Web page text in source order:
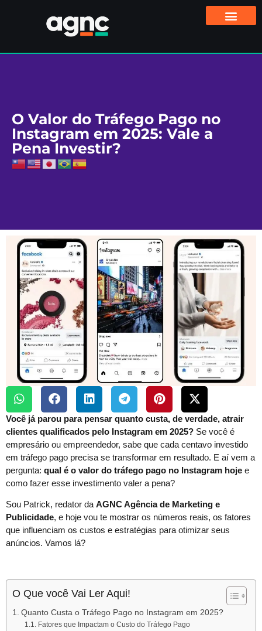
O Valor do Tráfego Pago no
Instagram em 2025: Vale a
Pena Investir?
Você já parou para pensar quanto custa, de verdade, atrair
clientes qualificados pelo Instagram em 2025? Se você é
empresário ou empreendedor, sabe que cada centavo investido
em tráfego pago precisa se transformar em resultado. E aí vem a
pergunta: qual é o valor do tráfego pago no Instagram hoje e
como fazer esse investimento valer a pena?
Sou Patrick, redator da AGNC Agência de Marketing e
Publicidade, e hoje vou te mostrar os números reais, os fatores
que influenciam os custos e estratégias para otimizar seus
anúncios. Vamos lá?
O Que você Vai Ler Aqui!
Quanto Custa o Tráfego Pago no Instagram em 2025?
Fatores que Impactam o Custo do Tráfego Pago